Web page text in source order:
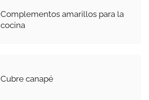
Complementos amarillos para la
cocina
Cubre canapé